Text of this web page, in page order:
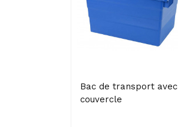
Bac de transport avec
couvercle